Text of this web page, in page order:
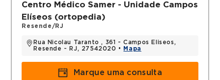
Centro Médico Samer - Unidade Campos
Elíseos (ortopedia)
Resende/RJ
Rua Nicolau Taranto , 361 - Campos Eliseos,
Resende - RJ, 27542020 •
Mapa
Marque uma consulta